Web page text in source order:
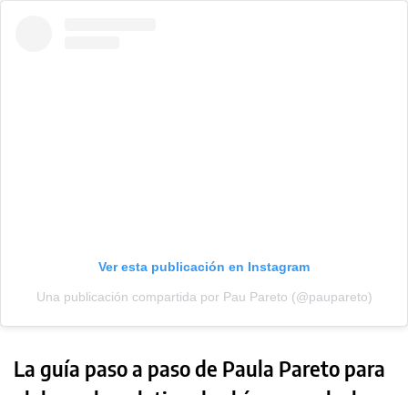
Ver esta publicación en Instagram
Una publicación compartida por Pau Pareto (@paupareto)
La guía paso a paso de Paula Pareto para